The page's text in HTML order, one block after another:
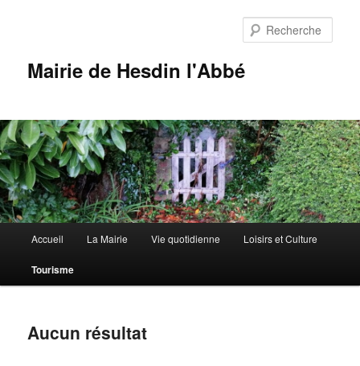
Mairie de Hesdin l'Abbé
Accueil La Mairie Vie quotidienne Loisirs et Culture
Tourisme
Aucun résultat